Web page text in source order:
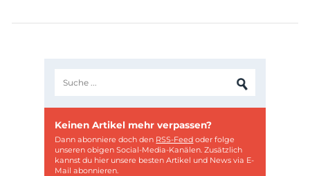
Keinen Artikel mehr verpassen?
Dann abonniere doch den RSS-Feed oder folge
unseren obigen Social-Media-Kanälen. Zusätzlich
kannst du hier unsere besten Artikel und News via E-
Mail abonnieren.